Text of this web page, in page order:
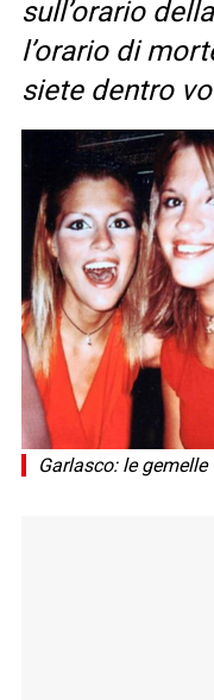
sull’orario
l’orario di
siete dentro
Garlasco: le